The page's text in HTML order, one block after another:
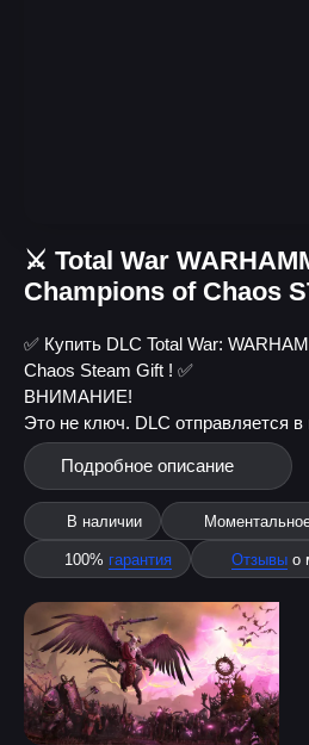
⚔️ Total War
Champions of Chaos
✅ Купить DLC Total War:
Chaos Steam Gift ! ✅
ВНИМАНИЕ!
Это не ключ. DLC отправляется в
Подробное описание
В наличии
100% гарантия Отзывы о